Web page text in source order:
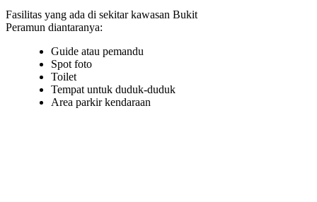
Fasilitas yang ada di sekitar kawasan Bukit
Peramun diantaranya:
Guide atau pemandu
Spot foto
Toilet
Tempat untuk duduk-duduk
Area parkir kendaraan